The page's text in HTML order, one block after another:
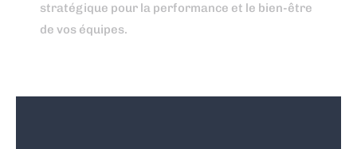
stratégique pour la performance et le bien-être
de vos équipes.